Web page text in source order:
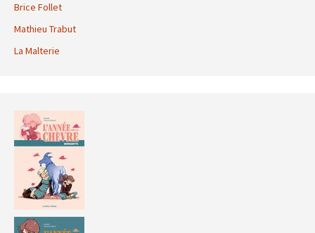
Brice Follet
Mathieu Trabut
La Malterie